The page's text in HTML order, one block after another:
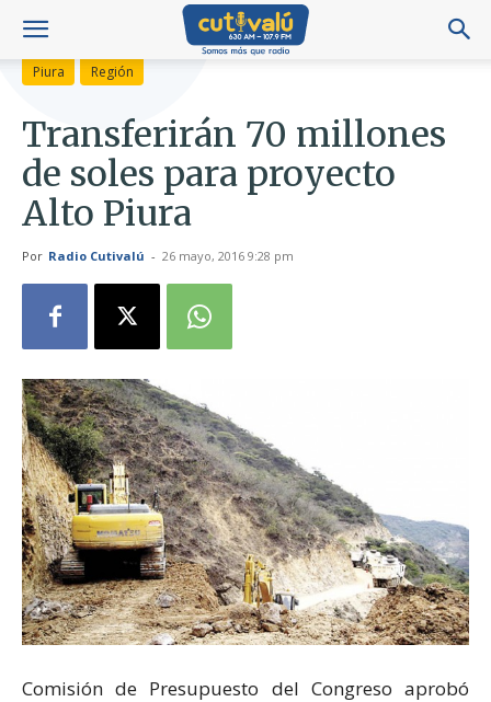
Piura Región
Transferirán 70 millones
de soles para proyecto
Alto Piura
Por Radio Cutivalú - 26 mayo, 2016 9:28 pm
Comisión de Presupuesto del Congreso aprobó